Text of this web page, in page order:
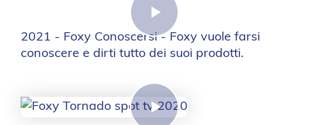
2021 - Foxy Conoscersi - Foxy vuole farsi
conoscere e dirti tutto dei suoi prodotti.